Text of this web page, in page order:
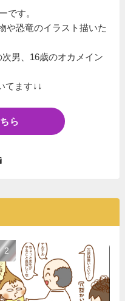
です。
や恐竜のイラスト描いた
男、16歳のオカメイン
てます↓↓
ら